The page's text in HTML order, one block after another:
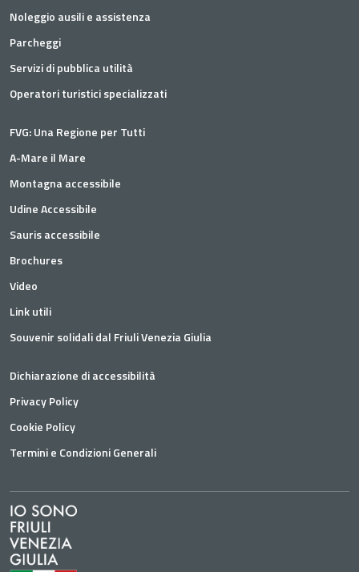
Noleggio ausili e assistenza
Parcheggi
Servizi di pubblica utilità
Operatori turistici specializzati
FVG: Una Regione per Tutti
A-Mare il Mare
Montagna accessibile
Udine Accessibile
Sauris accessibile
Brochures
Video
Link utili
Souvenir solidali dal Friuli Venezia Giulia
Dichiarazione di accessibilità
Privacy Policy
Cookie Policy
Termini e Condizioni Generali